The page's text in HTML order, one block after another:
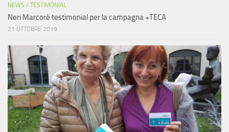
NEWS / TESTIMONIAL
Neri Marcorè testimonial per la campagna +TECA
21 OTTOBRE 2019